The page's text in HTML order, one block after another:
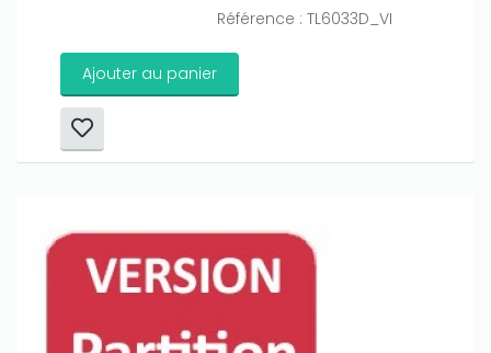
Référence : TL6033D_VI
Ajouter au panier